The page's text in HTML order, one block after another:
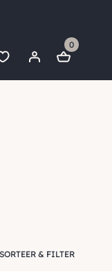
0
SORTEER & FILTER